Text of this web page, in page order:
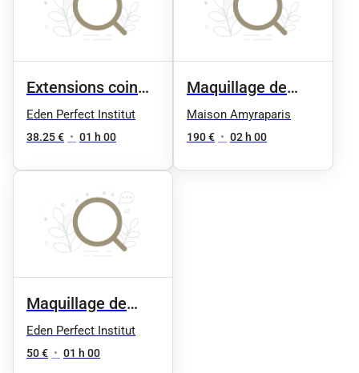
Extensions coin
externe
Eden Perfect Institut
38.25 € • 01 h 00
Maquillage de
Mariee
Maison Amyraparis
190 € • 02 h 00
Maquillage de
mariée (essai )
Eden Perfect Institut
50 € • 01 h 00